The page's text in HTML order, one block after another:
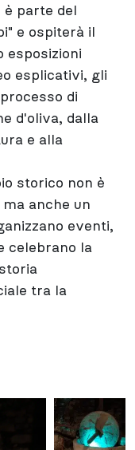
parte del
e ospiterà il
esposizioni
esplicativi, gli
di
d'oliva, dalla
e alla
storico non è
anche un
eventi,
celebrano la
tra la